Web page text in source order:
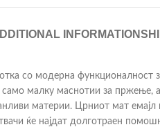
INFORMATION
со модерна
малку маснотии за пржење,
материи. Црниот мат
ќе најдат долготраен